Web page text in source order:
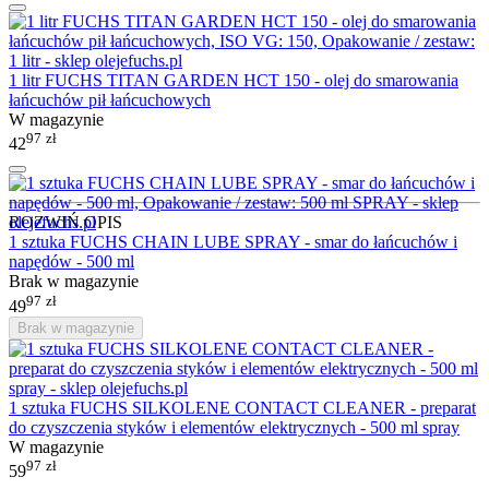
ROZWIŃ OPIS
1 litr FUCHS TITAN GARDEN HCT 150 - olej do smarowania
łańcuchów pił łańcuchowych
W magazynie
4297 zł
1 sztuka FUCHS CHAIN LUBE SPRAY - smar do łańcuchów i
napędów - 500 ml
Brak w magazynie
4997 zł
Brak w magazynie
1 sztuka FUCHS SILKOLENE CONTACT CLEANER - preparat
do czyszczenia styków i elementów elektrycznych - 500 ml spray
W magazynie
5997 zł